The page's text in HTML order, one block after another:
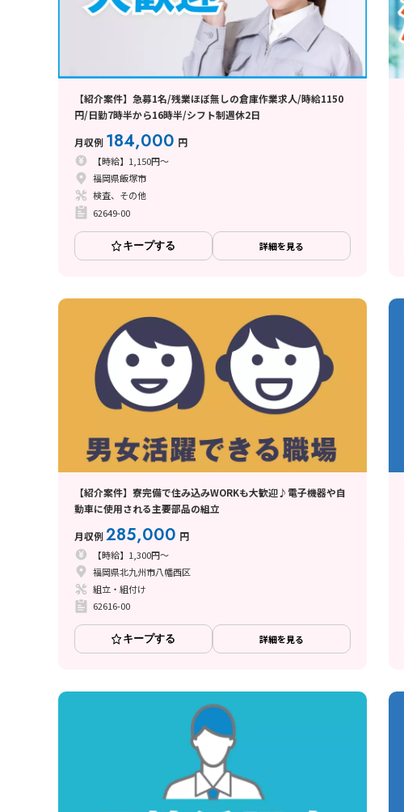
【紹介案件】急募1名/残業ほぼ無しの倉庫作業求人/時給1150
円/日勤7時半から16時半/シフト制週休2日
月収例 184,000 円
【時給】1,150円～
福岡県飯塚市
検査、その他
62649-00
キープする 詳細を見る
【紹介案件】寮完備で住み込みWORKも大歓迎♪電子機器や自
動車に使用される主要部品の組立
月収例285,000 円
【時給】1,300円～
福岡県北九州市八幡西区
組立・組付け
62616-00
キープする 詳細を見る